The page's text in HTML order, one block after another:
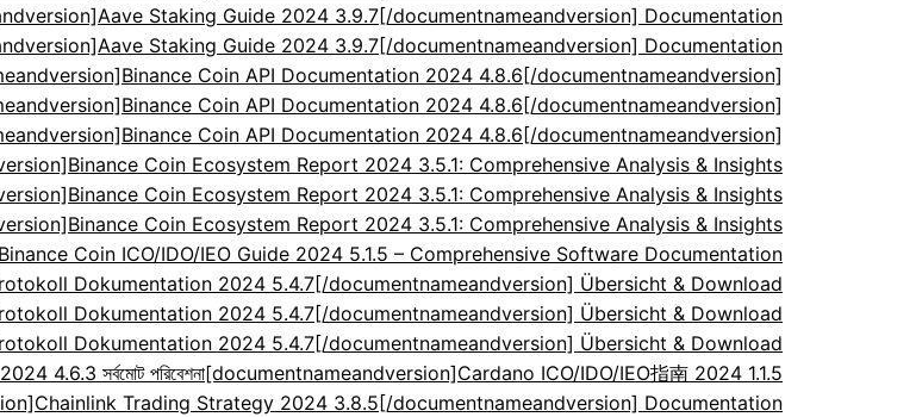
Staking Guide 2024 3.9.7[/documentnameandversion] Documentation
Staking Guide 2024 3.9.7[/documentnameandversion] Documentation
Coin API Documentation 2024 4.8.6[/documentnameandversion]
Coin API Documentation 2024 4.8.6[/documentnameandversion]
Coin API Documentation 2024 4.8.6[/documentnameandversion]
Coin Ecosystem Report 2024 3.5.1: Comprehensive Analysis & Insights
Coin Ecosystem Report 2024 3.5.1: Comprehensive Analysis & Insights
Coin Ecosystem Report 2024 3.5.1: Comprehensive Analysis & Insights
Coin ICO/IDO/IEO Guide 2024 5.1.5 – Comprehensive Software Documentation
Dokumentation 2024 5.4.7[/documentnameandversion] Übersicht & Download
Dokumentation 2024 5.4.7[/documentnameandversion] Übersicht & Download
Dokumentation 2024 5.4.7[/documentnameandversion] Übersicht & Download
4.6.3 সর্বমোট পরিবেশনা[documentnameandversion]Cardano ICO/IDO/IEO指南 2024 1.1.5
Trading Strategy 2024 3.8.5[/documentnameandversion] Documentation